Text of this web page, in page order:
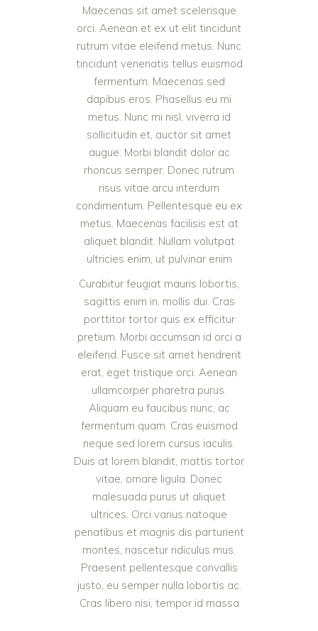
Maecenas sit amet scelerisque
orci. Aenean et ex ut elit tincidunt
rutrum vitae eleifend metus. Nunc
tincidunt venenatis tellus euismod
fermentum. Maecenas sed
dapibus eros. Phasellus eu mi
metus. Nunc mi nisl, viverra id
sollicitudin et, auctor sit amet
augue. Morbi blandit dolor ac
rhoncus semper. Donec rutrum
risus vitae arcu interdum
condimentum. Pellentesque eu ex
metus. Maecenas facilisis est at
aliquet blandit. Nullam volutpat
ultricies enim, ut pulvinar enim
Curabitur feugiat mauris lobortis,
sagittis enim in, mollis dui. Cras
porttitor tortor quis ex efficitur
pretium. Morbi accumsan id orci a
eleifend. Fusce sit amet hendrerit
erat, eget tristique orci. Aenean
ullamcorper pharetra purus.
Aliquam eu faucibus nunc, ac
fermentum quam. Cras euismod
neque sed lorem cursus iaculis.
Duis at lorem blandit, mattis tortor
vitae, ornare ligula. Donec
malesuada purus ut aliquet
ultrices. Orci varius natoque
penatibus et magnis dis parturient
montes, nascetur ridiculus mus.
Praesent pellentesque convallis
justo, eu semper nulla lobortis ac.
Cras libero nisi, tempor id massa